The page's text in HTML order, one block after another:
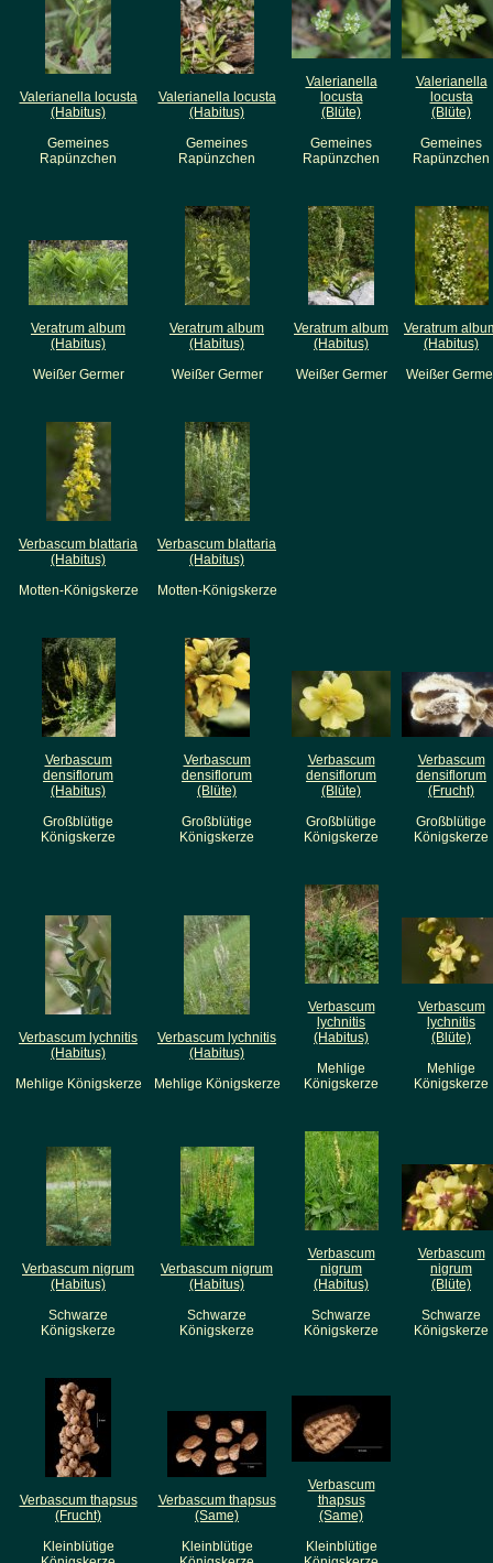
Valerianella locusta
(Habitus)
Gemeines
Rapünzchen
Valerianella locusta
(Habitus)
Gemeines
Rapünzchen
Valerianella
locusta
(Blüte)
Gemeines
Rapünzchen
Valerianella
locusta
(Blüte)
Gemeines
Rapünzchen
Veratrum album
(Habitus)
Weißer Germer
Veratrum album
(Habitus)
Weißer Germer
Veratrum album
(Habitus)
Weißer Germer
Veratrum
(Habitus)
Weißer
Verbascum blattaria
(Habitus)
Motten-Königskerze
Verbascum blattaria
(Habitus)
Motten-Königskerze
Verbascum
densiflorum
(Habitus)
Großblütige
Königskerze
Verbascum
densiflorum
(Blüte)
Großblütige
Königskerze
Verbascum
densiflorum
(Blüte)
Großblütige
Königskerze
Verbascum
densiflorum
(Frucht)
Großblütige
Königskerze
Verbascum lychnitis
(Habitus)
Mehlige Königskerze
Verbascum lychnitis
(Habitus)
Mehlige Königskerze
Verbascum
lychnitis
(Habitus)
Mehlige
Königskerze
Verbascum
lychnitis
(Blüte)
Mehlige
Königskerze
Verbascum nigrum
(Habitus)
Schwarze
Königskerze
Verbascum nigrum
(Habitus)
Schwarze
Königskerze
Verbascum
nigrum
(Habitus)
Schwarze
Königskerze
Verbascum
nigrum
(Blüte)
Schwarze
Königskerze
Verbascum thapsus
(Frucht)
Kleinblütige
Verbascum thapsus
(Same)
Kleinblütige
Verbascum
thapsus
(Same)
Kleinblütige